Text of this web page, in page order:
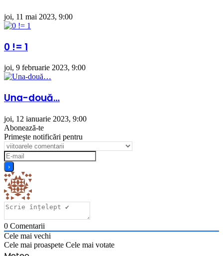
joi, 11 mai 2023, 9:00
0 != 1
joi, 9 februarie 2023, 9:00
Una-două…
joi, 12 ianuarie 2023, 9:00
Abonează-te
Primește notificări pentru
0 Comentarii
Cele mai vechi
Cele mai proaspete Cele mai votate